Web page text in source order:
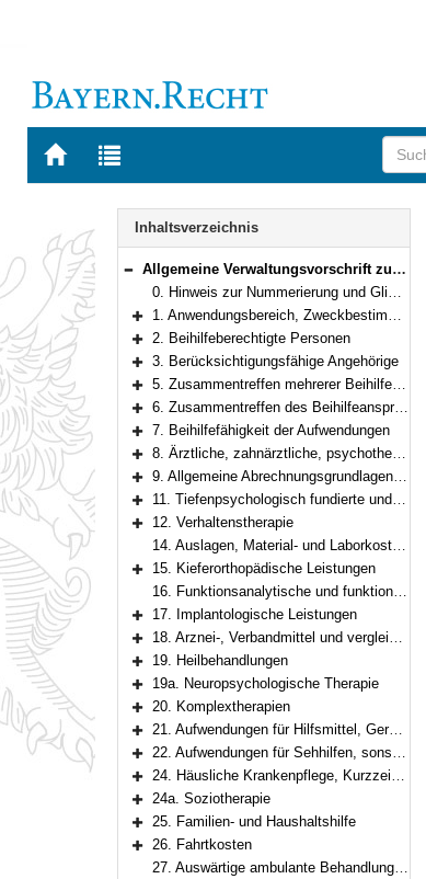
Zur
BAYERN.RECHT
Zur
letzten
Navigation
Inhaltsverzeichnis
Bereich reduzieren
Allgemeine Verwaltungsvorschrift zum Vollzug der Bayerischen Beihilfeverordnung
0. Hinweis zur Nummerierung und Gliederungsaufbau
Bereich erweitern
1. Anwendungsbereich, Zweckbestimmung und Rechtsnatur
Bereich erweitern
2. Beihilfeberechtigte Personen
Bereich erweitern
3. Berücksichtigungsfähige Angehörige
Bereich erweitern
5. Zusammentreffen mehrerer Beihilfeberechtigungen
Bereich erweitern
6. Zusammentreffen des Beihilfeanspruchs mit anderen Ansprüchen
Bereich erweitern
7. Beihilfefähigkeit der Aufwendungen
Bereich erweitern
8. Ärztliche, zahnärztliche, psychotherapeutische Leistungen und Heilpraktikerleistungen
Bereich erweitern
9. Allgemeine Abrechnungsgrundlagen für psychotherapeutische Leistungen
Bereich erweitern
11. Tiefenpsychologisch fundierte und analytische Psychotherapie
Bereich erweitern
12. Verhaltenstherapie
14. Auslagen, Material- und Laborkosten bei zahnärztlichen Leistungen
Bereich erweitern
15. Kieferorthopädische Leistungen
16. Funktionsanalytische und funktionstherapeutische Leistungen
Bereich erweitern
17. Implantologische Leistungen
Bereich erweitern
18. Arznei-, Verbandmittel und vergleichbare Medizinprodukte
Bereich erweitern
19. Heilbehandlungen
Bereich erweitern
19a. Neuropsychologische Therapie
Bereich erweitern
20. Komplextherapien
Bereich erweitern
21. Aufwendungen für Hilfsmittel, Geräte zur Selbstbehandlung und Selbstkontrolle sowie für Körperersatzstücke
Bereich erweitern
22. Aufwendungen für Sehhilfen, sonstige visusverbessernde Maßnahmen
Bereich erweitern
24. Häusliche Krankenpflege, Kurzzeitpflege bei fehlender Pflegebedürftigkeit
Bereich erweitern
24a. Soziotherapie
Bereich erweitern
25. Familien- und Haushaltshilfe
Bereich erweitern
26. Fahrtkosten
27. Auswärtige ambulante Behandlungen